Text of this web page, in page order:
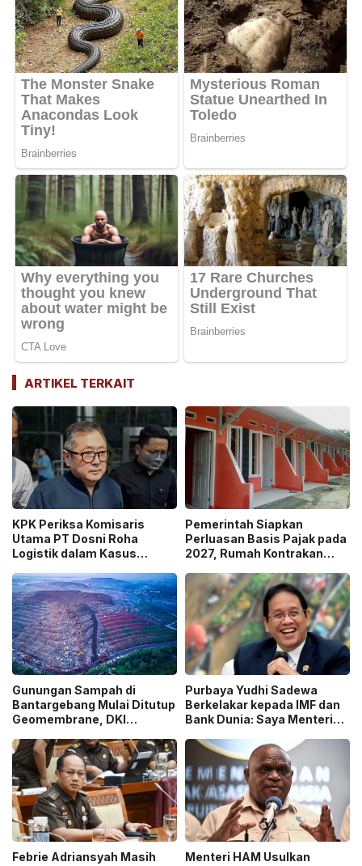
ARTIKEL TERKAIT
KPK Periksa Komisaris
Utama PT Dosni Roha
Logistik dalam Kasus
Pengangkutan Bansos!
Pemerintah Siapkan
Perluasan Basis Pajak pada
2027, Rumah Kontrakan
Pengawasan!
Gunungan Sampah di
Bantargebang Mulai Ditutup
Geomembrane, DKI
Sistem Open Dumping!
Purbaya Yudhi Sadewa
Berkelakar kepada IMF dan
Bank Dunia: Saya Menteri
Beruntung di Dunia!
Febrie Adriansyah Masih
Menteri HAM Usulkan